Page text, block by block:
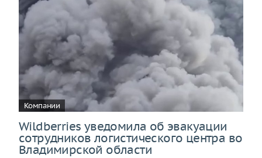
Компании
Wildberries уведомила об эвакуации
сотрудников логистического центра во
Владимирской области